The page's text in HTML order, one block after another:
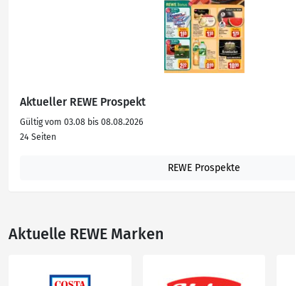
Aktueller REWE Prospekt
Gültig vom 03.08 bis 08.08.2026
24 Seiten
REWE Prospekte
Aktuelle REWE Marken